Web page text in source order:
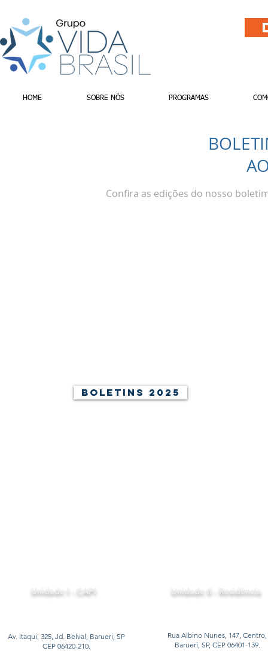
HOME SOBRE NÓS PROGRAMAS
Confira as edições do nosso
Boletins 2025
Unidade I - CAPI
Av. Itaqui, 325, Jd. Belval, Barueri, SP
CEP 06420-210.
Unidade II - Residência
Rua Albino Nunes, 147, Centro,
Barueri, SP, CEP 06401-139.